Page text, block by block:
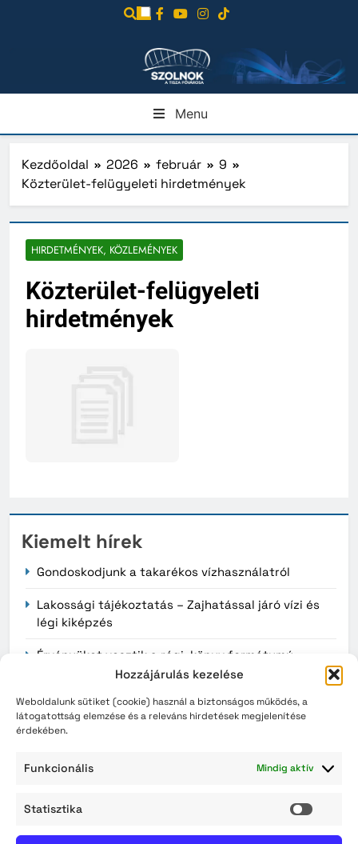
Hozzájárulás kezelése
Weboldalunk sütiket (cookie) használ a biztonságos működés, a
látogatottság elemzése és a releváns hirdetések megjelenítése
érdekében.
Funkcionális Mindig aktív
Statisztika
Menu
Kezdőoldal 2026 február
9
Közterület-felügyeleti hirdetmények
HIRDETMÉNYEK, KÖZLEMÉNYEK
Közterület-felügyeleti
hirdetmények
Kiemelt hírek
Gondoskodjunk a takarékos vízhasználatról
Lakossági tájékoztatás – Zajhatással járó vízi és
légi kiképzés
Érvényüket vesztik a régi, könyv formátumú
személyazonosító igazolványok augusztus 3-án
Archívum
2026. augusztus
2026. június